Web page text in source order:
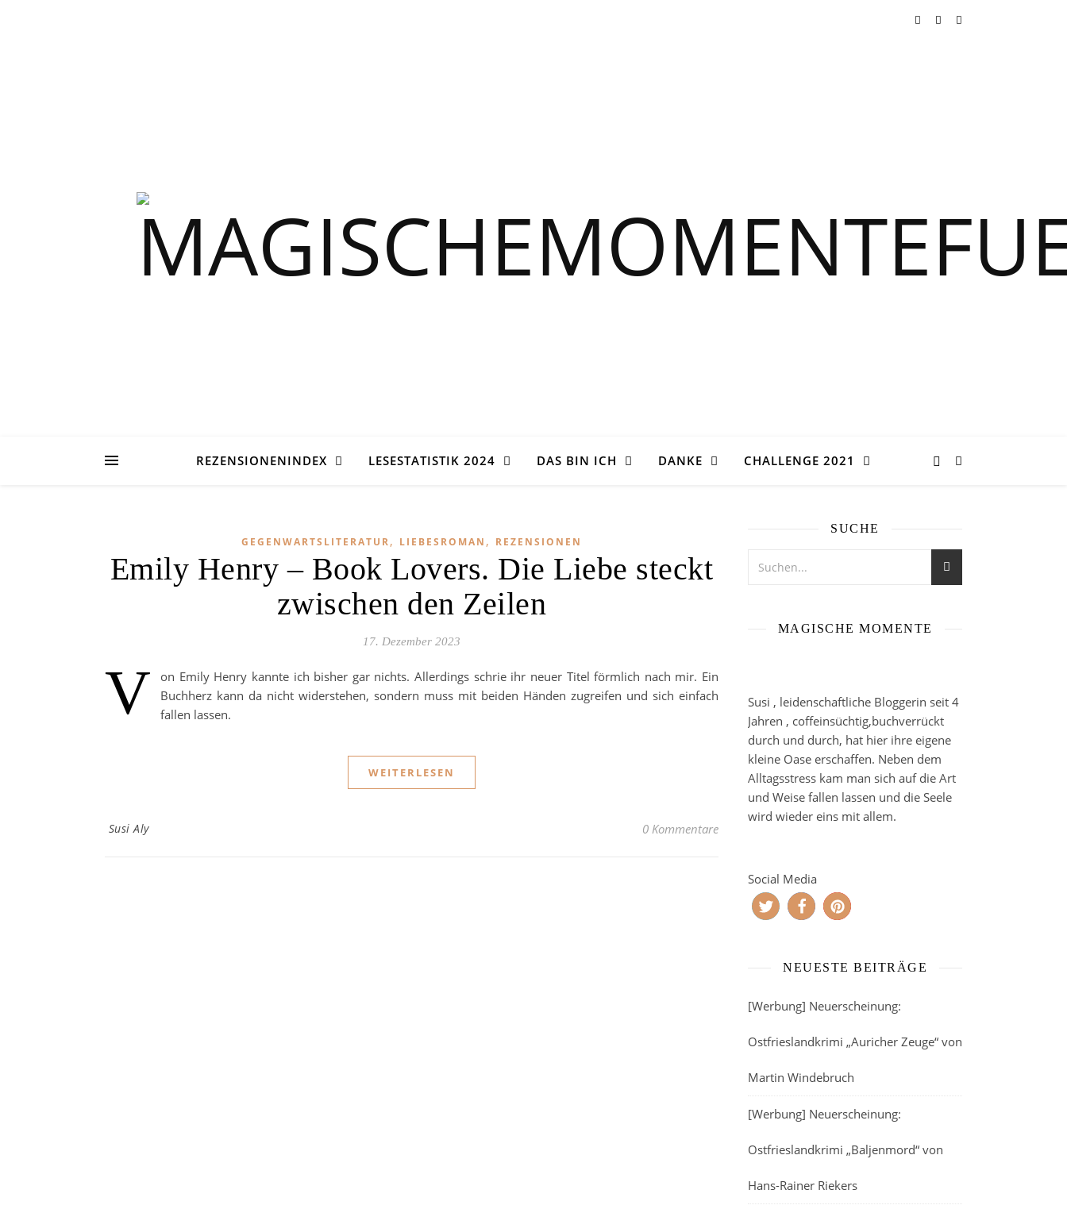
REZENSIONENINDEX LESESTATISTIK 2024 DAS BIN ICH DANKE CHALLENGE 2021
GEGENWARTSLITERATUR, LIEBESROMAN , REZENSIONEN
Emily Henry – Book Lovers. Die Liebe steckt
zwischen den Zeilen
17. Dezember 2023
V
on Emily Henry kannte ich bisher gar nichts. Allerdings schrie ihr neuer Titel förmlich nach mir. Ein
Buchherz kann da nicht widerstehen, sondern muss mit beiden Händen zugreifen und sich einfach
fallen lassen.
WEITERLESEN
Susi Aly 0 Kommentare
SUCHE
MAGISCHE MOMENTE
Susi , leidenschaftliche Bloggerin seit 4
Jahren , coffeinsüchtig,buchverrückt
durch und durch, hat hier ihre eigene
kleine Oase erschaffen. Neben dem
Alltagsstress kam man sich auf die Art
und Weise fallen lassen und die Seele
wird wieder eins mit allem.
Social Media
NEUESTE BEITRÄGE
[Werbung] Neuerscheinung:
Ostfrieslandkrimi „Auricher Zeuge“ von
Martin Windebruch
[Werbung] Neuerscheinung:
Ostfrieslandkrimi „Baljenmord“ von
Hans-Rainer Riekers